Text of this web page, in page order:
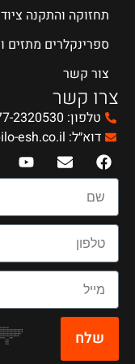
תחזוקה והתקנה
ספרינקלרים מתזים
צור קשר
צרו קשר
טלפון: 077-2320530
דוא״ל: natali@pilo-esh.co.il
שלח